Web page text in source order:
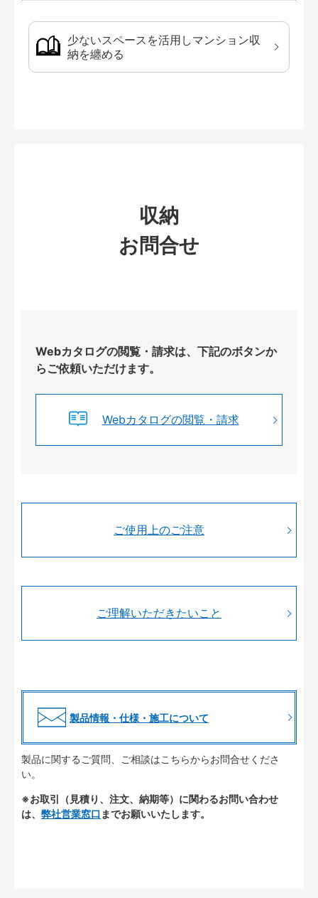
少ないスペースを活用しマンション収
納を纏める
収納
お問合せ
Webカタログの閲覧・請求は、下記のボタンか
らご依頼いただけます。
Webカタログの閲覧・請求
ご使用上のご注意
ご理解いただきたいこと
製品情報・仕様・施工について
製品に関するご質問、ご相談はこちらからお問合せくださ
い。
※お取引（見積り、注文、納期等）に関わるお問い合わせ
は、 弊社営業窓口 までお願いいたします。